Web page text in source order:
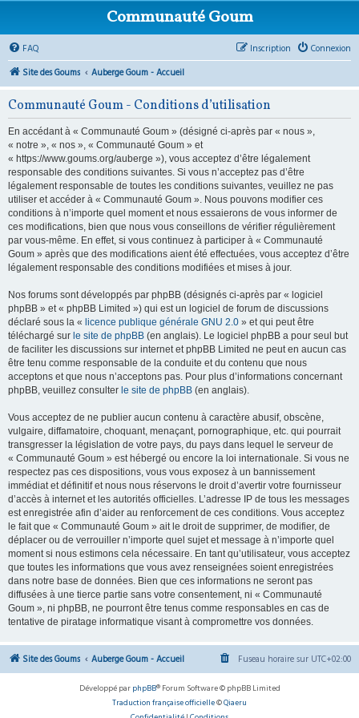
Communauté Goum
FAQ Connexion
Inscription
Site des Goums
Auberge Goum - Accueil
Communauté Goum - Conditions d’utilisation
En accédant à « Communauté Goum » (désigné ci-après par « nous »,
« notre », « nos », « Communauté Goum » et
« https://www.goums.org/auberge »), vous acceptez d’être légalement
responsable des conditions suivantes. Si vous n’acceptez pas d’être
légalement responsable de toutes les conditions suivantes, veuillez ne pas
utiliser et accéder à « Communauté Goum ». Nous pouvons modifier ces
conditions à n’importe quel moment et nous essaierons de vous informer de
ces modifications, bien que nous vous conseillons de vérifier régulièrement
par vous-même. En effet, si vous continuez à participer à « Communauté
Goum » après que des modifications aient été effectuées, vous acceptez d’être
légalement responsable des conditions modifiées et mises à jour.
Nos forums sont développés par phpBB (désignés ci-après par « logiciel
phpBB » et « phpBB Limited ») qui est un logiciel de forum de discussions
déclaré sous la « licence publique générale GNU 2.0 » et qui peut être
téléchargé sur le site de phpBB (en anglais). Le logiciel phpBB a pour seul but
de faciliter les discussions sur internet et phpBB Limited ne peut en aucun cas
être tenu comme responsable de la conduite et du contenu que nous
acceptons et que nous n’acceptons pas. Pour plus d’informations concernant
phpBB, veuillez consulter le site de phpBB (en anglais).
Vous acceptez de ne publier aucun contenu à caractère abusif, obscène,
vulgaire, diffamatoire, choquant, menaçant, pornographique, etc. qui pourrait
transgresser la législation de votre pays, du pays dans lequel le serveur de
« Communauté Goum » est hébergé ou encore la loi internationale. Si vous ne
respectez pas ces dispositions, vous vous exposez à un bannissement
immédiat et définitif et nous nous réservons le droit d’avertir votre fournisseur
d’accès à internet et les autorités officielles. L’adresse IP de tous les messages
est enregistrée afin d’aider au renforcement de ces conditions. Vous acceptez
le fait que « Communauté Goum » ait le droit de supprimer, de modifier, de
déplacer ou de verrouiller n’importe quel sujet et message à n’importe quel
moment si nous estimons cela nécessaire. En tant qu’utilisateur, vous acceptez
que toutes les informations que vous avez renseignées soient enregistrées
dans notre base de données. Bien que ces informations ne seront pas
diffusées à une tierce partie sans votre consentement, ni « Communauté
Goum », ni phpBB, ne pourront être tenus comme responsables en cas de
tentative de piratage informatique visant à compromettre vos données.
Site des Goums Auberge Goum - Accueil Fuseau horaire sur UTC+02:00
Développé par phpBB® Forum Software © phpBB Limited
Traduction française officielle©Qiaeru